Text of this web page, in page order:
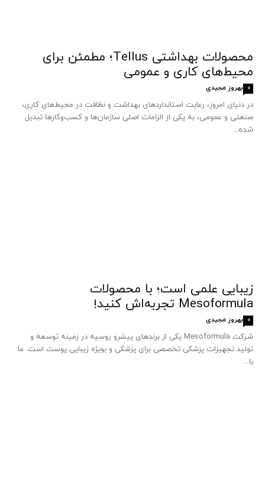
محصولات بهداشتی Tellus؛ مطمئن برای
محیط‌های کاری و عمومی
بهروز مجیدی 0
در دنیای امروز، رعایت استانداردهای بهداشت و نظافت در محیط‌های کاری،
صنعتی و عمومی، به یکی از الزامات اصلی سازمان‌ها و کسب‌وکارها تبدیل
شده...
زیبایی علمی است؛ با محصولات
Mesoformula تجربه‌اش کنید!
بهروز مجیدی 0
شرکت Mesoformula یکی از برندهای پیشرو روسیه در زمینه توسعه و
تولید تجهیزات پزشکی تخصصی برای پزشکی و بویژه زیبایی پوست است. ما
با...